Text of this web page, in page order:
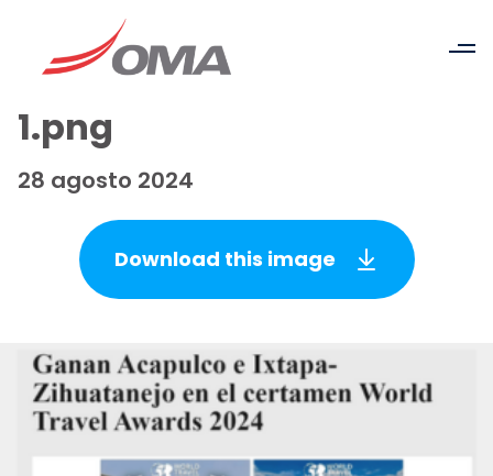
1.png
28 agosto 2024
Download this image